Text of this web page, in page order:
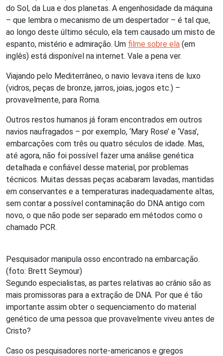
do Sol, da Lua e dos planetas. A engenhosidade da máquina
– que lembra o mecanismo de um despertador – é tal que,
ao longo deste último século, ela tem causado um misto de
espanto, mistério e admiração. Um filme sobre ela (em
inglês) está disponível na internet. Vale a pena ver.
Viajando pelo Mediterrâneo, o navio levava itens de luxo
(vidros, peças de bronze, jarros, joias, jogos etc.) –
provavelmente, para Roma.
Outros restos humanos já foram encontrados em outros
navios naufragados – por exemplo, ‘Mary Rose’ e ‘Vasa’,
embarcações com três ou quatro séculos de idade. Mas,
até agora, não foi possível fazer uma análise genética
detalhada e confiável desse material, por problemas
técnicos. Muitas dessas peças acabaram lavadas, mantidas
em conservantes e a temperaturas inadequadamente altas,
sem contar a possível contaminação do DNA antigo com
novo, o que não pode ser separado em métodos como o
chamado PCR.
Pesquisador manipula osso encontrado na embarcação.
(foto: Brett Seymour)
Segundo especialistas, as partes relativas ao crânio são as
mais promissoras para a extração de DNA. Por que é tão
importante assim obter o sequenciamento do material
genético de uma pessoa que provavelmente viveu antes de
Cristo?
Caso os pesquisadores norte-americanos e gregos